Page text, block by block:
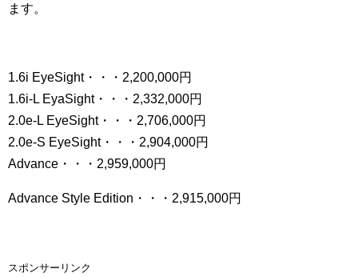
ます。
1.6i EyeSight・・・2,200,000円
1.6i-L EyaSight・・・2,332,000円
2.0e-L EyeSight・・・2,706,000円
2.0e-S EyeSight・・・2,904,000円
Advance・・・2,959,000円
Advance Style Edition・・・2,915,000円
スポンサーリンク